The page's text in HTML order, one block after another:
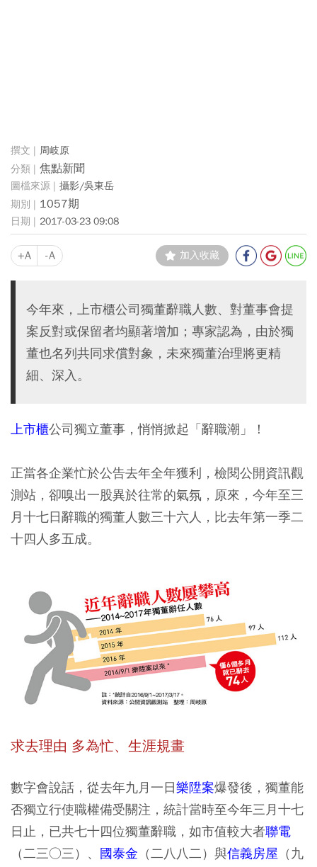
周岐原
焦點新聞
攝影/吳東岳
1057期
2017-03-23 09:08
+A -A 加入收藏
今年來，上市櫃公司獨董辭職人數、對董事會提
案反對或保留者均顯著增加；專家認為，由於獨
董也名列共同求償對象，未來獨董治理將更精
細、深入。
上市櫃公司獨立董事，悄悄掀起「辭職潮」！
正當各企業忙於公告去年全年獲利，檢閱公開資訊觀
測站，卻嗅出一股異於往常的氣氛，原來，今年至三
月十七日辭職的獨董人數三十六人，比去年第一季二
十四人多五成。
求去理由 多為忙、生涯規畫
數字會說話，從去年九月一日樂陞案爆發後，獨董能
否獨立行使職權備受關注，統計當時至今年三月十七
日止，已共七十四位獨董辭職，如市值較大者聯電
（二三○三）、 國泰金 （二八八二）與信義房屋 （九